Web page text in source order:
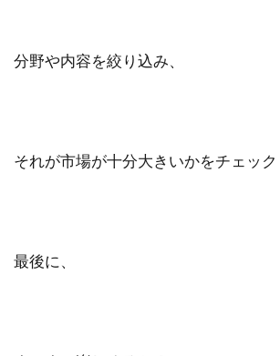
分野や内容を絞り込み、
それが市場が十分大きいかをチェック
最後に、